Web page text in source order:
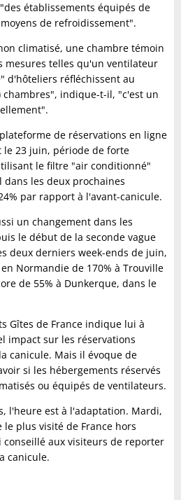
établissements équipés de
de refroidissement".
climatisé, une chambre témoin
mesures telles qu'un ventilateur
d'hôteliers réfléchissent au
chambres", indique-t-il, "c'est un
de réservations en ligne
le 23 juin, période de forte
le filtre "air conditionné"
les deux prochaines
par rapport à l'avant-canicule.
un changement dans les
le début de la seconde vague
deux derniers week-ends de juin,
Normandie de 170% à Trouville
de 55% à Dunkerque, dans le
Gîtes de France indique lui à
impact sur les réservations
canicule. Mais il évoque de
si les hébergements réservés
ou équipés de ventilateurs.
l'heure est à l'adaptation. Mardi,
plus visité de France hors
aux visiteurs de reporter
canicule.